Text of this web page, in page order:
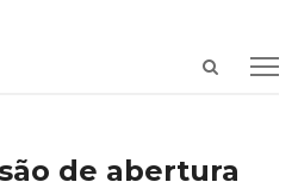
Open
de abertura